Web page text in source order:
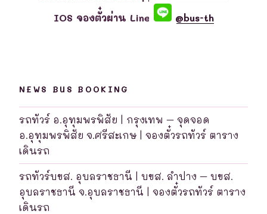
IOS จองตั๋วผ่าน Line
@bus-th
NEWS BUS BOOKING
รถทัวร์ อ.อุทุมพรพิสัย | กรุงเทพ – จุดจอด
อ.อุทุมพรพิสัย จ.ศรีสะเกษ | จองตั๋วรถทัวร์ ตาราง
เดินรถ
รถทัวร์บขส. อุบลราชธานี | บขส. ลำปาง – บขส.
อุบลราชธานี จ.อุบลราชธานี | จองตั๋วรถทัวร์ ตาราง
เดินรถ